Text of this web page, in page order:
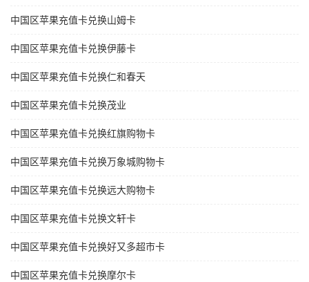
中国区苹果充值卡兑换山姆卡
中国区苹果充值卡兑换伊藤卡
中国区苹果充值卡兑换仁和春天
中国区苹果充值卡兑换茂业
中国区苹果充值卡兑换红旗购物卡
中国区苹果充值卡兑换万象城购物卡
中国区苹果充值卡兑换远大购物卡
中国区苹果充值卡兑换文轩卡
中国区苹果充值卡兑换好又多超市卡
中国区苹果充值卡兑换摩尔卡